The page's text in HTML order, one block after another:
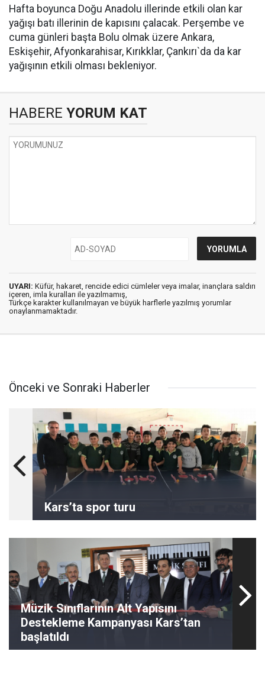
Hafta boyunca Doğu Anadolu illerinde etkili olan kar
yağışı batı illerinin de kapısını çalacak. Perşembe ve
cuma günleri başta Bolu olmak üzere Ankara,
Eskişehir, Afyonkarahisar, Kırıkklar, Çankırı`da da kar
yağışının etkili olması bekleniyor.
HABERE YORUM KAT
UYARI: Küfür, hakaret, rencide edici cümleler veya imalar, inançlara saldırı
içeren, imla kuralları ile yazılmamış,
Türkçe karakter kullanılmayan ve büyük harflerle yazılmış yorumlar
onaylanmamaktadır.
Önceki ve Sonraki Haberler
Kars’ta spor turu
Müzik Sınıflarının Alt Yapısını
Destekleme Kampanyası Kars’tan
başlatıldı